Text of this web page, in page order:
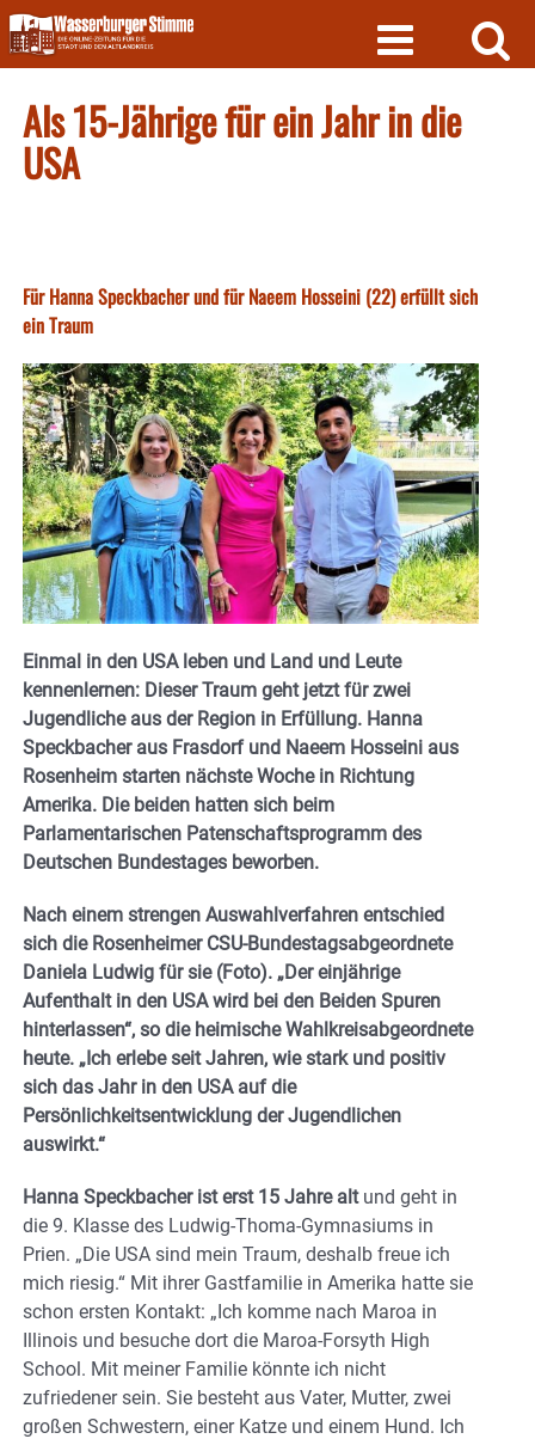
Skip
to
content
Als 15-Jährige für ein Jahr in die
USA
Für Hanna Speckbacher und für Naeem Hosseini (22) erfüllt sich
ein Traum
Einmal in den USA leben und Land und Leute
kennenlernen: Dieser Traum geht jetzt für zwei
Jugendliche aus der Region in Erfüllung. Hanna
Speckbacher aus Frasdorf und Naeem Hosseini aus
Rosenheim starten nächste Woche in Richtung
Amerika. Die beiden hatten sich beim
Parlamentarischen Patenschaftsprogramm des
Deutschen Bundestages beworben.
Nach einem strengen Auswahlverfahren entschied
sich die Rosenheimer CSU-Bundestagsabgeordnete
Daniela Ludwig für sie (Foto). „Der einjährige
Aufenthalt in den USA wird bei den Beiden Spuren
hinterlassen“, so die heimische Wahlkreisabgeordnete
heute. „Ich erlebe seit Jahren, wie stark und positiv
sich das Jahr in den USA auf die
Persönlichkeitsentwicklung der Jugendlichen
auswirkt.“
Hanna Speckbacher ist erst 15 Jahre altund geht in
die 9. Klasse des Ludwig-Thoma-Gymnasiums in
Prien. „Die USA sind mein Traum, deshalb freue ich
mich riesig.“ Mit ihrer Gastfamilie in Amerika hatte sie
schon ersten Kontakt: „Ich komme nach Maroa in
Illinois und besuche dort die Maroa-Forsyth High
School. Mit meiner Familie könnte ich nicht
zufriedener sein. Sie besteht aus Vater, Mutter, zwei
großen Schwestern, einer Katze und einem Hund. Ich